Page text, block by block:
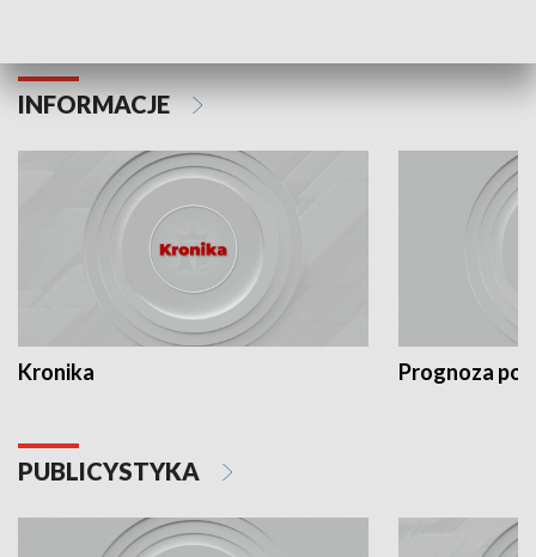
INFORMACJE
Kronika Prognoza
PUBLICYSTYKA